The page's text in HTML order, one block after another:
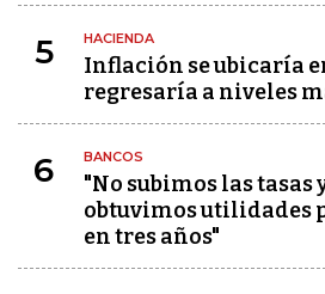
5 HACIENDA
Inflación se ubicaría
regresaría a niveles
6 BANCOS
"No subimos las tasas
obtuvimos utilidades
en tres años"